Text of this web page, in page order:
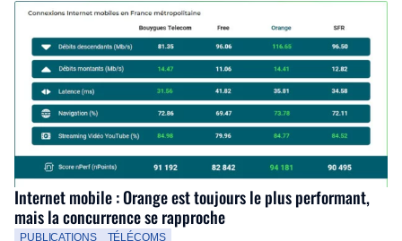
publier son rapport annuel sur l’état des
télécommunications. Il s’appuie dessus pour redemander à
Bruxelles de faire participer les géants de la tech
américaine au déploiement des réseaux 5G et très haut
débit. L’an dernier, la […]
Internet mobile : Orange est toujours le plus performant,
mais la concurrence se rapproche
PUBLICATIONS
TÉLÉCOMS